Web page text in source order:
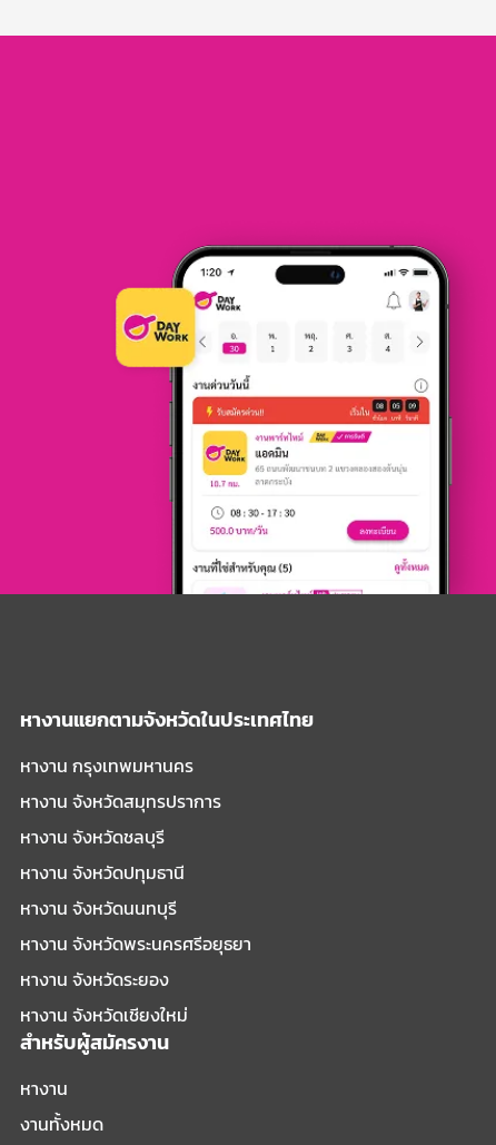
หางานแยกตามจังหวัดในประเทศไทย
หางาน กรุงเทพมหานคร
หางาน จังหวัดสมุทรปราการ
หางาน จังหวัดชลบุรี
หางาน จังหวัดปทุมธานี
หางาน จังหวัดนนทบุรี
หางาน จังหวัดพระนครศรีอยุธยา
หางาน จังหวัดระยอง
หางาน จังหวัดเชียงใหม่
สำหรับผู้สมัครงาน
หางาน
งานทั้งหมด